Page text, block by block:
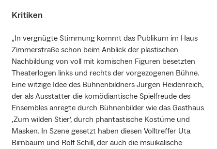
Kritiken
„In vergnügte Stimmung kommt das Publikum im Haus
Zimmerstraße schon beim Anblick der plastischen
Nachbildung von voll mit komischen Figuren besetzten
Theaterlogen links und rechts der vorgezogenen Bühne.
Eine witzige Idee des Bühnenbildners Jürgen Heidenreich,
der als Ausstatter die komödiantische Spielfreude des
Ensembles anregte durch Bühnenbilder wie das Gasthaus
‚Zum wilden Stier‘, durch phantastische Kostüme und
Masken. In Szene gesetzt haben diesen Volltreffer Uta
Birnbaum und Rolf Schill, der auch die msuikalische